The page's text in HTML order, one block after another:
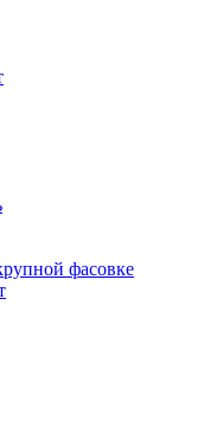
фасовке